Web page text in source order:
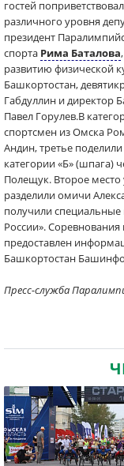
гостей
различного уровня
президент
спорта Рима Баталова
развитию физической
Башкортостан,
Габдуллин и директор
Павел Горулев.В
спортсмен из Омска
Андин, третье
категории «Б» (шпага)
Полещук. Второе место
разделили омичи
получили специальные
России».
предоставлен
Башкортостан
Пресс-служба